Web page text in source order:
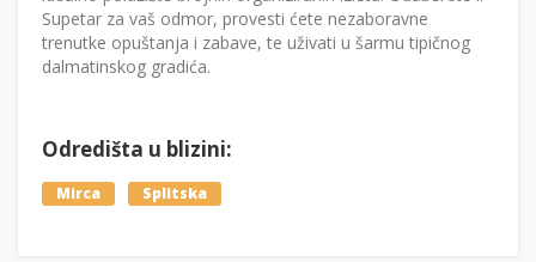
Supetar za vaš odmor, provesti ćete nezaboravne
trenutke opuštanja i zabave, te uživati u šarmu tipičnog
dalmatinskog gradića.
Odredišta u blizini:
Mirca Splitska